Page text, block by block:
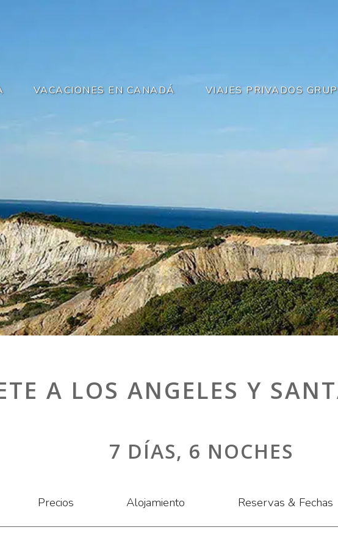
VACACIONES EN CANADÁ VIAJES PRIVADOS
A LOS ANGELES Y
7 DÍAS, 6 NOCHES
Precios Alojamiento Reservas & Fechas